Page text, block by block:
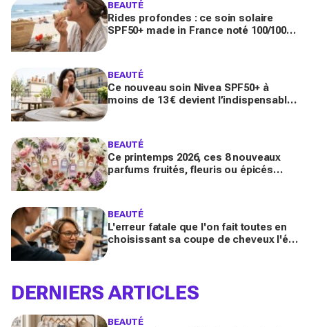
BEAUTÉ
Rides profondes : ce soin solaire
SPF50+ made in France noté 100/100
BEAUTÉ
Ce nouveau soin Nivea SPF50+ à
moins de 13 € devient l’indispensable
BEAUTÉ
Ce printemps 2026, ces 8 nouveaux
parfums fruités, fleuris ou épicés
BEAUTÉ
L'erreur fatale que l'on fait toutes en
choisissant sa coupe de cheveux l'été
DERNIERS ARTICLES
BEAUTÉ